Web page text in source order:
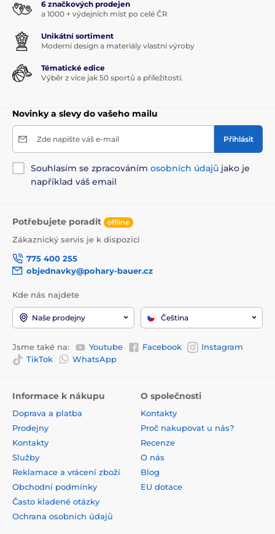
6 značkových prodejen
a 1000 + výdejních míst po celé ČR
Unikátní sortiment
Moderní design a materiály vlastní výroby
Tématické edice
Výběr z více jak 50 sportů a příležitostí.
Novinky a slevy do vašeho mailu
Zde napište váš e-mail Přihlásit
Souhlasím se zpracováním osobních údajů jako je
například váš email
Potřebujete poradit offline
Zákaznický servis je k dispozici
775 400 255
objednavky@pohary-bauer.cz
Kde nás najdete
Naše prodejny Čeština
Jsme také na: Youtube Facebook
Instagram
TikTok
WhatsApp
Informace k nákupu
Doprava a platba
Prodejny
Kontakty
Služby
Reklamace a vrácení zboží
Obchodní podmínky
Často kladené otázky
Ochrana osobních údajů
O společnosti
Kontakty
Proč nakupovat u nás?
Recenze
O nás
Blog
EU dotace